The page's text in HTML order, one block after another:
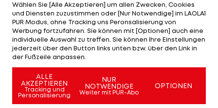
Quentin auf die Plätze, gesamt verteidigt Fabian
Cancellara (RNT) sein Gelbes Trikot. Pech haben
die vier Ausreißer Ghyselinck, Ladagnous, Urtasun
und Simon, die nach langer Flucht erst 150 Meter
vor dem Ziel vom Hauptfeld gestellt werden.
Mehr zum Thema
Wählen Sie [Alle Akzeptieren] um allen Zwecken, Cookies
und Diensten zuzustimmen oder [Nur Notwendige] im LAOLA1
PUR Modus, ohne Tracking uns Peronsalisierung von
Werbung fortzufahren. Sie können mit [Optionen] auch eine
individuelle Auswahl zu treffen. Sie können Ihre Einstellungen
jederzeit über den Button links unten bzw. über den Link in
der Fußzeile anpassen.
ALLE
AKZEPTIEREN
Tracking und
Personalisierung
NUR
NOTWENDIGE
Weiter mit PUR-Abo
OPTIONEN